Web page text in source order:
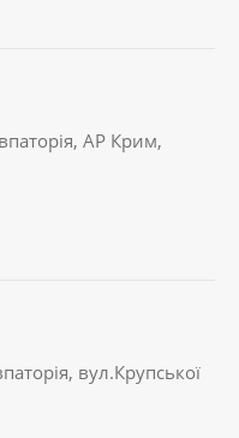
АР Крим,
вул.Крупської